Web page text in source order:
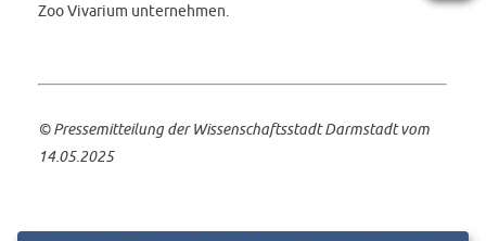
Zoo Vivarium unternehmen.
©Pressemitteilung der Wissenschaftsstadt Darmstadtvom
14.05.2025